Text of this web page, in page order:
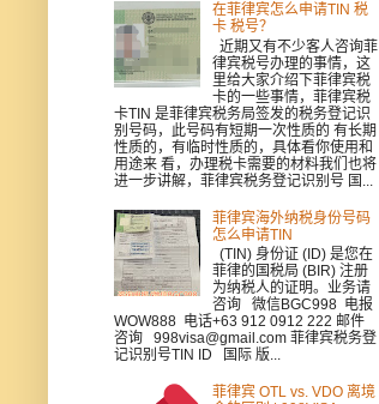
在菲律宾怎么申请TIN 税
卡 税号？
近期又有不少客人咨询菲
律宾税号办理的事情，这
里给大家介绍下菲律宾税
卡的一些事情，菲律宾税
卡TIN 是菲律宾税务局签发的税务登记识
别号码，此号码有短期一次性质的 有长期
性质的，有临时性质的，具体看你使用和
用途来 看，办理税卡需要的材料我们也将
进一步讲解，菲律宾税务登记识别号 国...
菲律宾海外纳税身份号码
怎么申请TIN
(TIN) 身份证 (ID) 是您在
菲律的国税局 (BIR) 注册
为纳税人的证明。业务请
咨询 微信BGC998 电报
WOW888 电话+63 912 0912 222 邮件
咨询 998visa@gmail.com 菲律宾税务登
记识别号TIN ID 国际 版...
菲律宾 OTL vs. VDO 离境